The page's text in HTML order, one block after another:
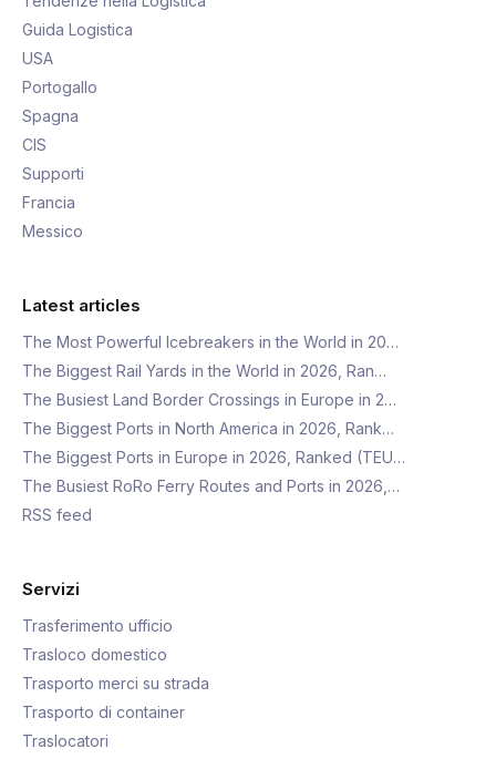
Guida Logistica
USA
Portogallo
Spagna
CIS
Supporti
Francia
Messico
Latest articles
The Most Powerful Icebreakers in the World in 20…
The Biggest Rail Yards in the World in 2026, Ran…
The Busiest Land Border Crossings in Europe in 2…
The Biggest Ports in North America in 2026, Rank…
The Biggest Ports in Europe in 2026, Ranked (TEU…
The Busiest RoRo Ferry Routes and Ports in 2026,…
RSS feed
Servizi
Trasferimento ufficio
Trasloco domestico
Trasporto merci su strada
Trasporto di container
Traslocatori